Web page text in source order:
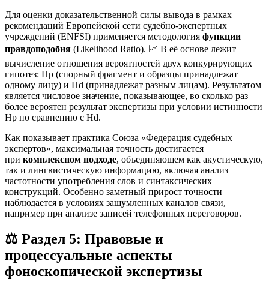
Для оценки доказательственной силы вывода в рамках
рекомендаций Европейской сети судебно-экспертных
учреждений (ENFSI) применяется методология функции
правдоподобия (Likelihood Ratio). 📈 В её основе лежит
вычисление отношения вероятностей двух конкурирующих
гипотез: Hp (спорный фрагмент и образцы принадлежат
одному лицу) и Hd (принадлежат разным лицам). Результатом
является числовое значение, показывающее, во сколько раз
более вероятен результат экспертизы при условии истинности
Hp по сравнению с Hd.
Как показывает практика Союза «Федерация судебных
экспертов», максимальная точность достигается
при комплексном подходе, объединяющем как акустическую,
так и лингвистическую информацию, включая анализ
частотности употребления слов и синтаксических
конструкций. Особенно заметный прирост точности
наблюдается в условиях зашумленных каналов связи,
например при анализе записей телефонных переговоров.
⚖️ Раздел 5: Правовые и
процессуальные аспекты
фоноскопической экспертизы